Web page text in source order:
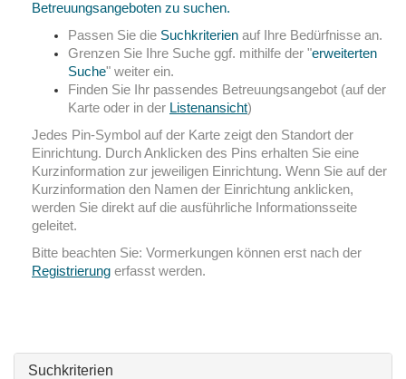
Betreuungsangeboten zu suchen.
Passen Sie die Suchkriterien auf Ihre Bedürfnisse an.
Grenzen Sie Ihre Suche ggf. mithilfe der "erweiterten
Suche" weiter ein.
Finden Sie Ihr passendes Betreuungsangebot (auf der
Karte oder in der Listenansicht)
Jedes Pin-Symbol auf der Karte zeigt den Standort der
Einrichtung. Durch Anklicken des Pins erhalten Sie eine
Kurzinformation zur jeweiligen Einrichtung. Wenn Sie auf der
Kurzinformation den Namen der Einrichtung anklicken,
werden Sie direkt auf die ausführliche Informationsseite
geleitet.
Bitte beachten Sie: Vormerkungen können erst nach der
Registrierung erfasst werden.
Suchkriterien